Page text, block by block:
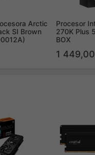
Arctic
SI Brown
Procesor
270K Plus
BOX
1 449,00